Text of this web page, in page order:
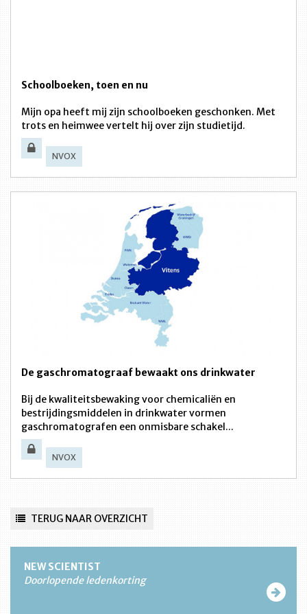
Schoolboeken, toen en nu
Mijn opa heeft mij zijn schoolboeken geschonken. Met
trots en heimwee vertelt hij over zijn studietijd.
NVOX
De gaschromatograaf bewaakt ons drinkwater
Bij de kwaliteitsbewaking voor chemicaliën en
bestrijdingsmiddelen in drinkwater vormen
gaschromatografen een onmisbare schakel...
NVOX
TERUG NAAR OVERZICHT
NEW SCIENTIST
Doorlopende ledenkorting